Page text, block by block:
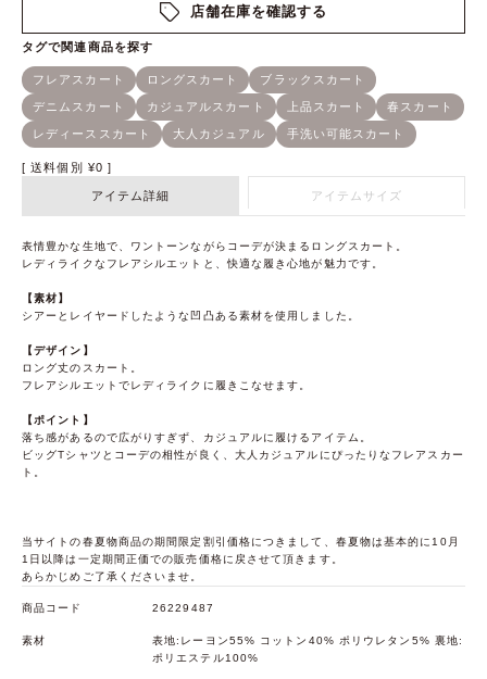
店舗在庫を確認する
送料個別 ¥0
アイテム詳細 アイテムサイズ
表情豊かな生地で、ワントーンながらコーデが決まるロングスカート。
レディライクなフレアシルエットと、快適な履き心地が魅力です。
【素材】
シアーとレイヤードしたような凹凸ある素材を使用しました。
【デザイン】
ロング丈のスカート。
フレアシルエットでレディライクに履きこなせます。
【ポイント】
落ち感があるので広がりすぎず、カジュアルに履けるアイテム。
ビッグTシャツとコーデの相性が良く、大人カジュアルにぴったりなフレアスカー
ト。
当サイトの春夏物商品の期間限定割引価格につきまして、春夏物は基本的に10月
1日以降は一定期間正価での販売価格に戻させて頂きます。
あらかじめご了承くださいませ。
商品コード 26229487
素材
表地:レーヨン55% コットン40% ポリウレタン5% 裏地:
ポリエステル100%